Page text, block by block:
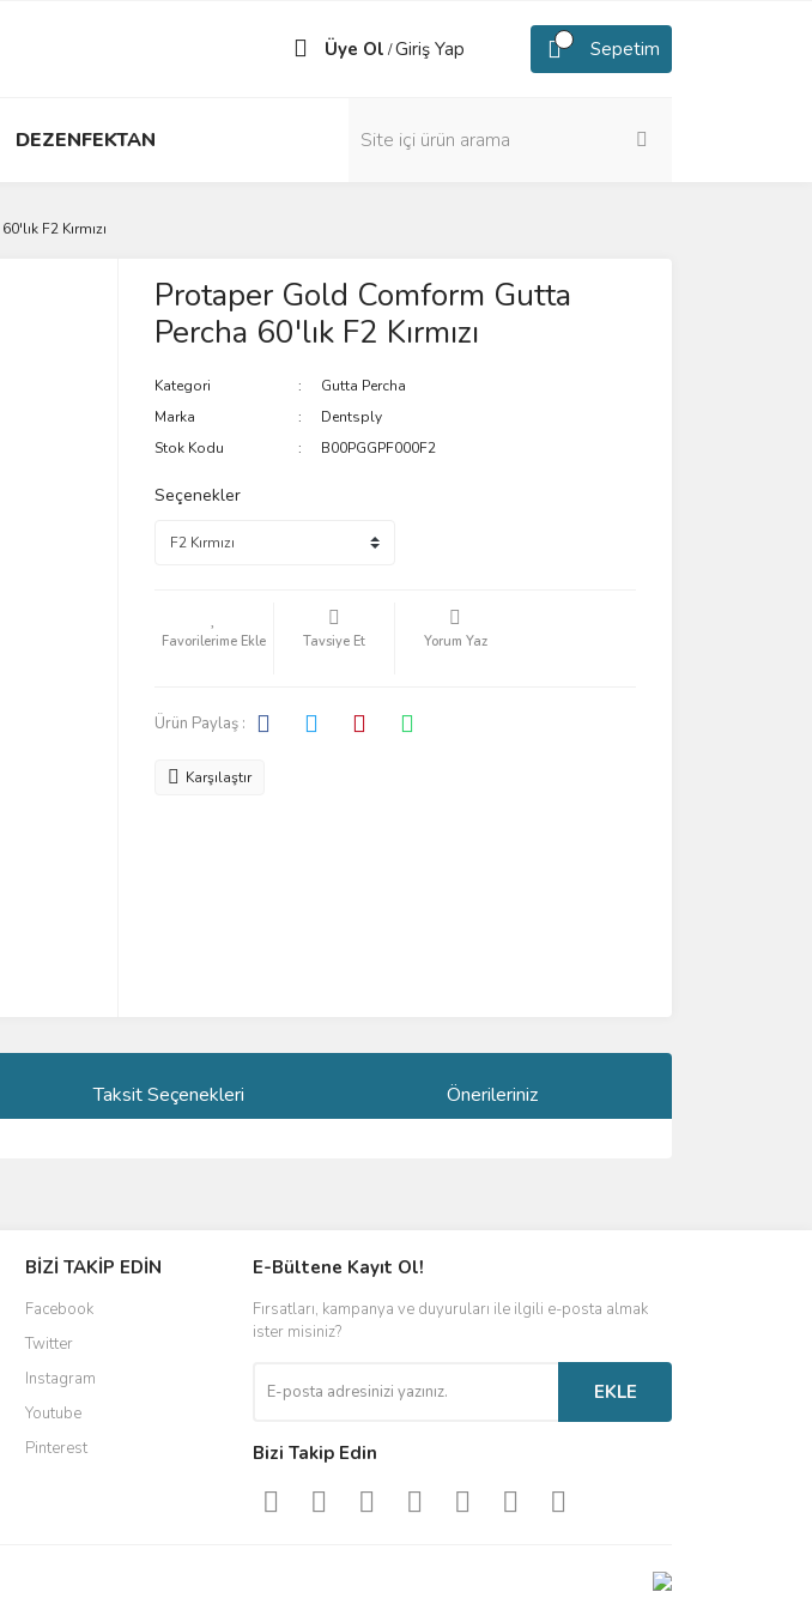
Üye Ol /Giriş Yap Sepetim
DEZENFEKTAN
F2 Kırmızı
Protaper Gold Comform Gutta
Percha 60'lık F2 Kırmızı
Kategori
Gutta Percha
Marka
Dentsply
Stok Kodu
B00PGGPF000F2
Seçenekler
Tavsiye Et Yorum Yaz
Ürün Paylaş :
Karşılaştır
Taksit Seçenekleri Önerileriniz
BİZİ TAKİP EDİN
Facebook
Twitter
Instagram
Youtube
Pinterest
E-Bültene Kayıt Ol!
Fırsatları, kampanya ve duyuruları ile ilgili e-posta almak
ister misiniz?
EKLE
Bizi Takip Edin